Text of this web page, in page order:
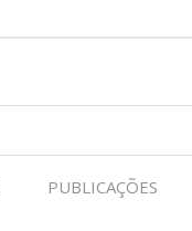
PUBLICAÇÕES